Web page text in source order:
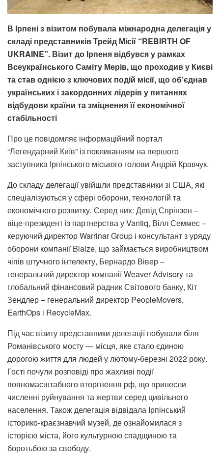
В Ірпені з візитом побувала міжнародна делегація у
складі представників Трейд Місії “REBIRTH OF
UKRAINE”. Візит до Ірпеня відбувся у рамках
Всеукраїнського Саміту Мерів, що проходив у Києві
та став однією з ключових подій місії, що об’єднав
українських і закордонних лідерів у питаннях
відбудови країни та зміцнення її економічної
стабільності
Про це повідомляє інформаційний портал
“Легендарний Київ” із покликанням на першого
заступника Ірпінського міського голови Андрій Кравчук.
До складу делегації увійшли представники зі США, які
спеціалізуються у сфері оборони, технологій та
економічного розвитку. Серед них: Девід Спрінзен –
віце-президент із партнерства у Vantiq, Вілл Семмес –
керуючий директор Warrinar Group і консультант з уряду
оборони компанії Blaize, що займається виробництвом
чіпів штучного інтелекту, Бернардо Вівер –
генеральний директор компанії Weaver Advisory та
глобальний фінансовий радник Світового банку, Кіт
Зендлер – генеральний директор PeopleMovers,
EarthOps і RecycleMax.
Під час візиту представники делегації побували біля
Романівського мосту — місця, яке стало єдиною
дорогою життя для людей у лютому-березні 2022 року.
Гості почули розповіді про жахливі події
повномасштабного вторгнення рф, що принесли
численні руйнування та жертви серед цивільного
населення. Також делегація відвідала Ірпінський
історико-краєзнавчий музей, де ознайомилася з
історією міста, його культурною спадщиною та
боротьбою за свободу.